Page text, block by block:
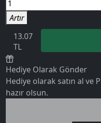
0 değerlendirme
Artır
13.07
TL
Hediye Olarak Gönder
Hediye olarak satın al ve
hazır olsun.